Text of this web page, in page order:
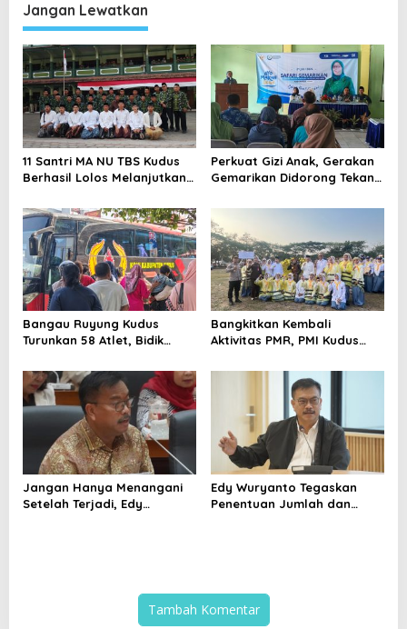
g
a
s
i
p
o
s
Jangan Lewatkan
11 Santri MA NU TBS Kudus
Berhasil Lolos Melanjutkan
Perkuat Gizi Anak, Gerakan
Gemarikan Didorong Tekan
Bangau Ruyung Kudus
Turunkan 58 Atlet, Bidik
Nasional Purbalingga
Bangkitkan Kembali
Aktivitas PMR, PMI Kudus
Pandemi
Jangan Hanya Menangani
Setelah Terjadi, Edy
Edy Wuryanto Tegaskan
Penentuan Jumlah dan
Tambah Komentar